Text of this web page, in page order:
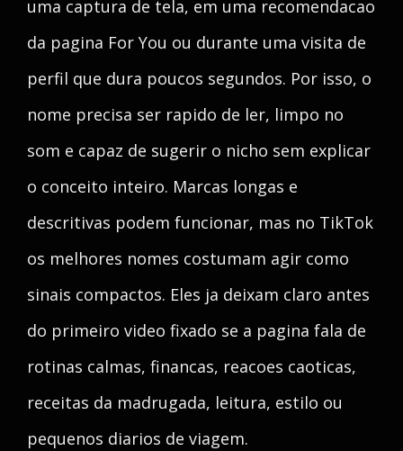
uma captura de tela, em uma recomendacao
da pagina For You ou durante uma visita de
perfil que dura poucos segundos. Por isso, o
nome precisa ser rapido de ler, limpo no
som e capaz de sugerir o nicho sem explicar
o conceito inteiro. Marcas longas e
descritivas podem funcionar, mas no TikTok
os melhores nomes costumam agir como
sinais compactos. Eles ja deixam claro antes
do primeiro video fixado se a pagina fala de
rotinas calmas, financas, reacoes caoticas,
receitas da madrugada, leitura, estilo ou
pequenos diarios de viagem.